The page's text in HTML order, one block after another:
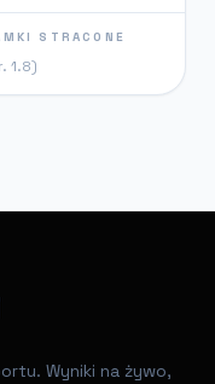
STRACONE
1.8)
Wyniki na żywo,